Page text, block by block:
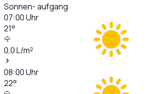
Sonnen- aufgang
07:00Uhr
21°
0,0L/m²
08:00Uhr
22°